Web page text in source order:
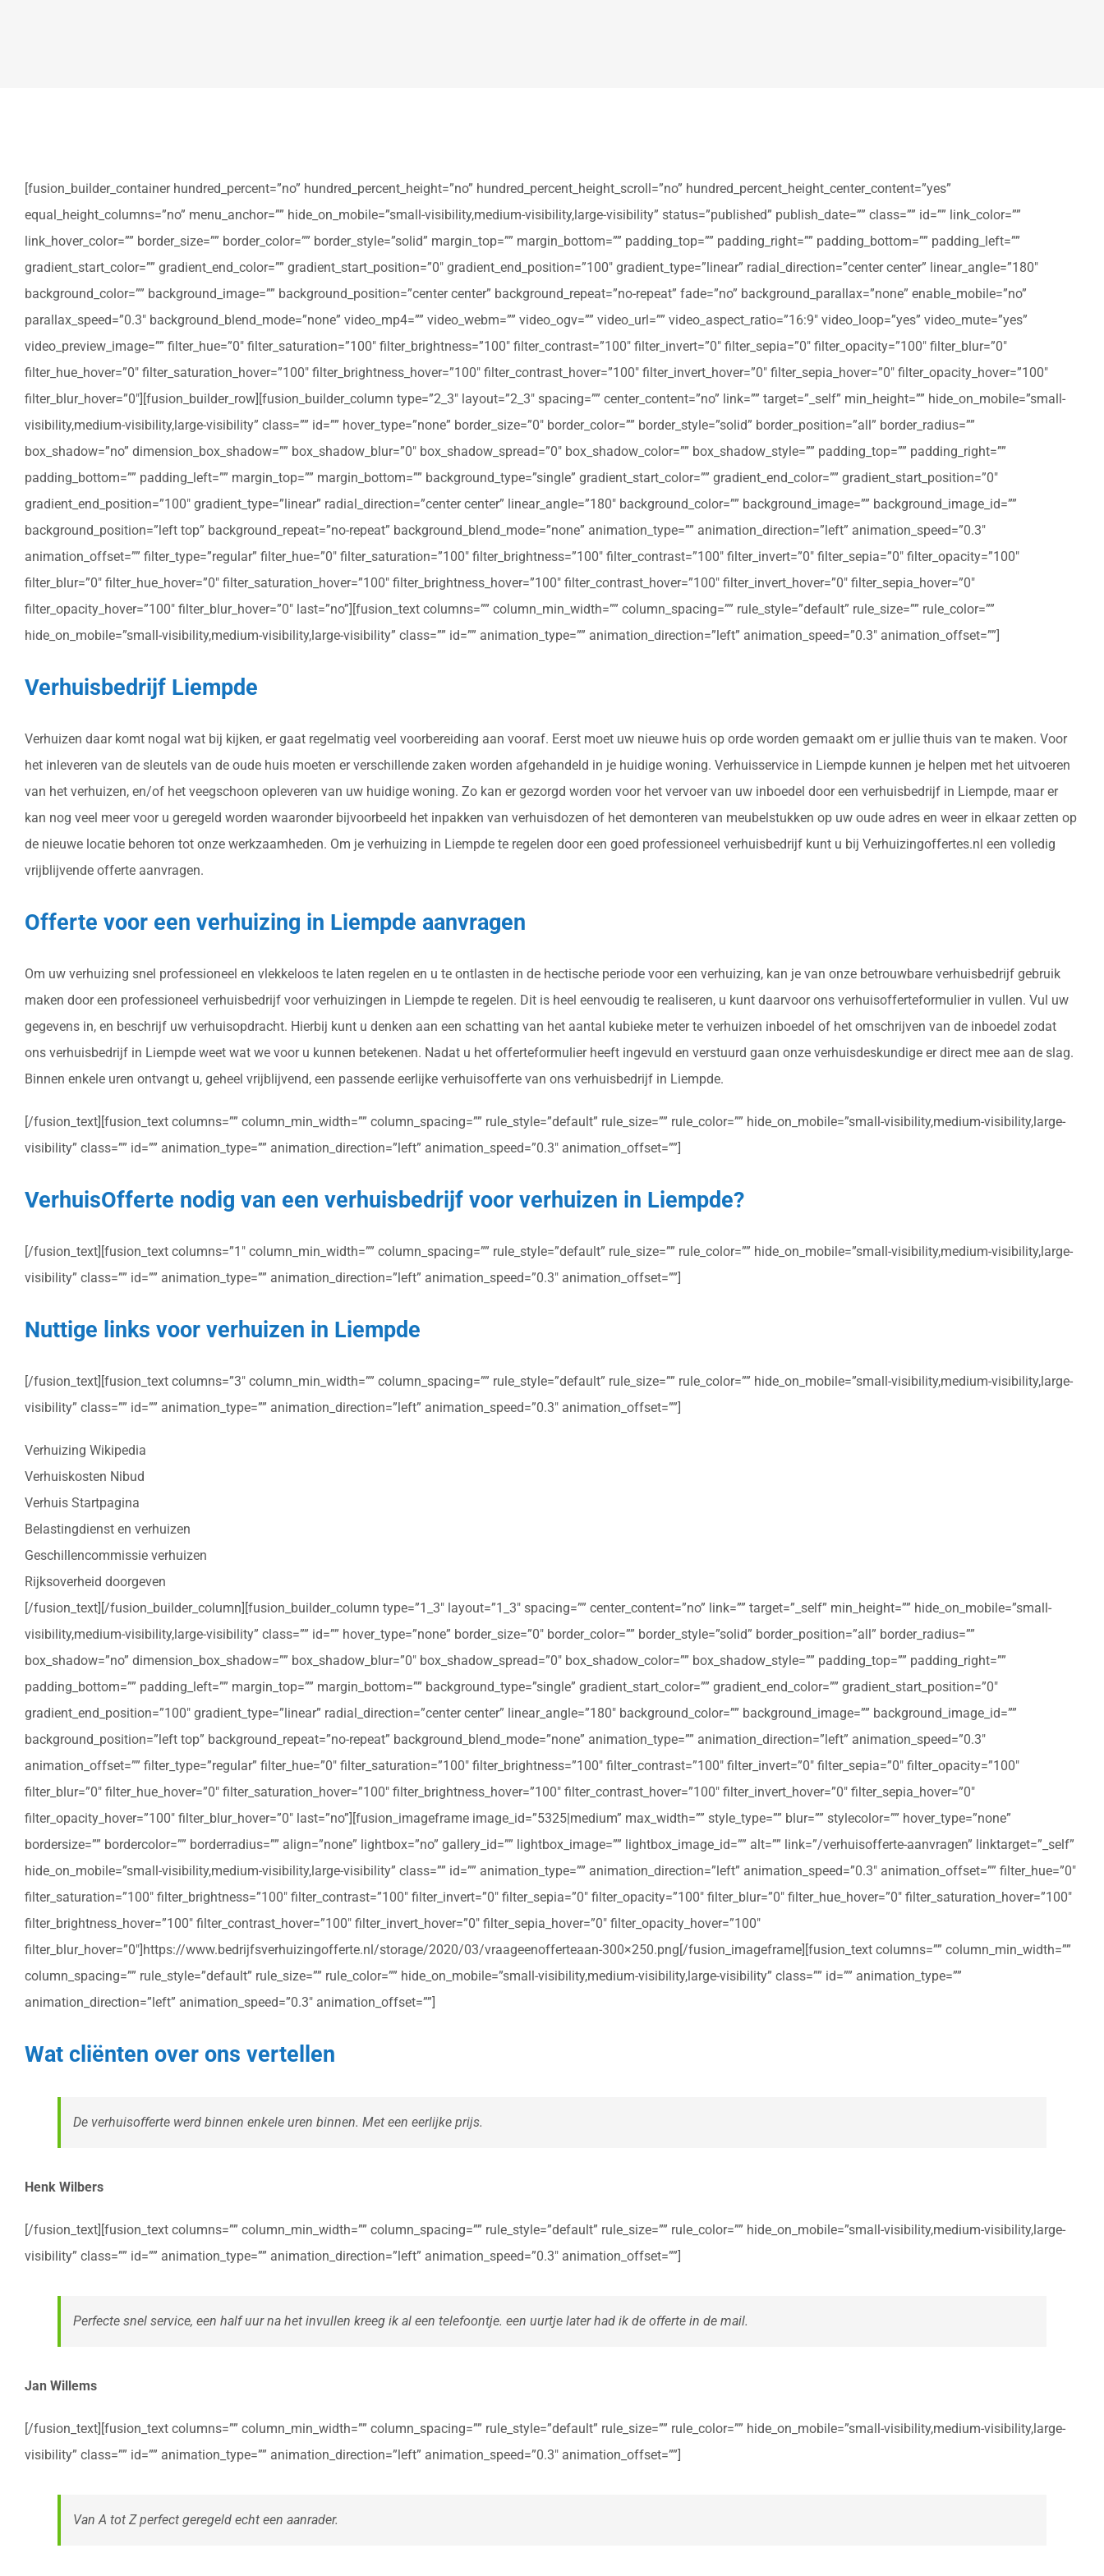
[fusion_builder_container hundred_percent=”no” hundred_percent_height=”no” hundred_percent_height_scroll=”no” hundred_percent_height_center_content=”yes”
equal_height_columns=”no” menu_anchor=”” hide_on_mobile=”small-visibility,medium-visibility,large-visibility” status=”published” publish_date=”” class=”” id=”” link_color=””
link_hover_color=”” border_size=”” border_color=”” border_style=”solid” margin_top=”” margin_bottom=”” padding_top=”” padding_right=”” padding_bottom=”” padding_left=””
gradient_start_color=”” gradient_end_color=”” gradient_start_position=”0″ gradient_end_position=”100″ gradient_type=”linear” radial_direction=”center center” linear_angle=”180″
background_color=”” background_image=”” background_position=”center center” background_repeat=”no-repeat” fade=”no” background_parallax=”none” enable_mobile=”no”
parallax_speed=”0.3″ background_blend_mode=”none” video_mp4=”” video_webm=”” video_ogv=”” video_url=”” video_aspect_ratio=”16:9″ video_loop=”yes” video_mute=”yes”
video_preview_image=”” filter_hue=”0″ filter_saturation=”100″ filter_brightness=”100″ filter_contrast=”100″ filter_invert=”0″ filter_sepia=”0″ filter_opacity=”100″ filter_blur=”0″
filter_hue_hover=”0″ filter_saturation_hover=”100″ filter_brightness_hover=”100″ filter_contrast_hover=”100″ filter_invert_hover=”0″ filter_sepia_hover=”0″ filter_opacity_hover=”100″
filter_blur_hover=”0″][fusion_builder_row][fusion_builder_column type=”2_3″ layout=”2_3″ spacing=”” center_content=”no” link=”” target=”_self” min_height=”” hide_on_mobile=”small-
visibility,medium-visibility,large-visibility” class=”” id=”” hover_type=”none” border_size=”0″ border_color=”” border_style=”solid” border_position=”all” border_radius=””
box_shadow=”no” dimension_box_shadow=”” box_shadow_blur=”0″ box_shadow_spread=”0″ box_shadow_color=”” box_shadow_style=”” padding_top=”” padding_right=””
padding_bottom=”” padding_left=”” margin_top=”” margin_bottom=”” background_type=”single” gradient_start_color=”” gradient_end_color=”” gradient_start_position=”0″
gradient_end_position=”100″ gradient_type=”linear” radial_direction=”center center” linear_angle=”180″ background_color=”” background_image=”” background_image_id=””
background_position=”left top” background_repeat=”no-repeat” background_blend_mode=”none” animation_type=”” animation_direction=”left” animation_speed=”0.3″
animation_offset=”” filter_type=”regular” filter_hue=”0″ filter_saturation=”100″ filter_brightness=”100″ filter_contrast=”100″ filter_invert=”0″ filter_sepia=”0″ filter_opacity=”100″
filter_blur=”0″ filter_hue_hover=”0″ filter_saturation_hover=”100″ filter_brightness_hover=”100″ filter_contrast_hover=”100″ filter_invert_hover=”0″ filter_sepia_hover=”0″
filter_opacity_hover=”100″ filter_blur_hover=”0″ last=”no”][fusion_text columns=”” column_min_width=”” column_spacing=”” rule_style=”default” rule_size=”” rule_color=””
hide_on_mobile=”small-visibility,medium-visibility,large-visibility” class=”” id=”” animation_type=”” animation_direction=”left” animation_speed=”0.3″ animation_offset=””]
Verhuisbedrijf Liempde
Verhuizen daar komt nogal wat bij kijken, er gaat regelmatig veel voorbereiding aan vooraf. Eerst moet uw nieuwe huis op orde worden gemaakt om er jullie thuis van te maken. Voor
het inleveren van de sleutels van de oude huis moeten er verschillende zaken worden afgehandeld in je huidige woning. Verhuisservice in Liempde kunnen je helpen met het uitvoeren
van het verhuizen, en/of het veegschoon opleveren van uw huidige woning. Zo kan er gezorgd worden voor het vervoer van uw inboedel door een verhuisbedrijf in Liempde, maar er
kan nog veel meer voor u geregeld worden waaronder bijvoorbeeld het inpakken van verhuisdozen of het demonteren van meubelstukken op uw oude adres en weer in elkaar zetten op
de nieuwe locatie behoren tot onze werkzaamheden. Om je verhuizing in Liempde te regelen door een goed professioneel verhuisbedrijf kunt u bij Verhuizingoffertes.nl een volledig
vrijblijvende offerte aanvragen.
Offerte voor een verhuizing in Liempde aanvragen
Om uw verhuizing snel professioneel en vlekkeloos te laten regelen en u te ontlasten in de hectische periode voor een verhuizing, kan je van onze betrouwbare verhuisbedrijf gebruik
maken door een professioneel verhuisbedrijf voor verhuizingen in Liempde te regelen. Dit is heel eenvoudig te realiseren, u kunt daarvoor ons verhuisofferteformulier in vullen. Vul uw
gegevens in, en beschrijf uw verhuisopdracht. Hierbij kunt u denken aan een schatting van het aantal kubieke meter te verhuizen inboedel of het omschrijven van de inboedel zodat
ons verhuisbedrijf in Liempde weet wat we voor u kunnen betekenen. Nadat u het offerteformulier heeft ingevuld en verstuurd gaan onze verhuisdeskundige er direct mee aan de slag.
Binnen enkele uren ontvangt u, geheel vrijblijvend, een passende eerlijke verhuisofferte van ons verhuisbedrijf in Liempde.
[/fusion_text][fusion_text columns=”” column_min_width=”” column_spacing=”” rule_style=”default” rule_size=”” rule_color=”” hide_on_mobile=”small-visibility,medium-visibility,large-
visibility” class=”” id=”” animation_type=”” animation_direction=”left” animation_speed=”0.3″ animation_offset=””]
VerhuisOfferte nodig van een verhuisbedrijf voor verhuizen in Liempde?
[/fusion_text][fusion_text columns=”1″ column_min_width=”” column_spacing=”” rule_style=”default” rule_size=”” rule_color=”” hide_on_mobile=”small-visibility,medium-visibility,large-
visibility” class=”” id=”” animation_type=”” animation_direction=”left” animation_speed=”0.3″ animation_offset=””]
Nuttige links voor verhuizen in Liempde
[/fusion_text][fusion_text columns=”3″ column_min_width=”” column_spacing=”” rule_style=”default” rule_size=”” rule_color=”” hide_on_mobile=”small-visibility,medium-visibility,large-
visibility” class=”” id=”” animation_type=”” animation_direction=”left” animation_speed=”0.3″ animation_offset=””]
Verhuizing Wikipedia
Verhuiskosten Nibud
Verhuis Startpagina
Belastingdienst en verhuizen
Geschillencommissie verhuizen
Rijksoverheid doorgeven
[/fusion_text][/fusion_builder_column][fusion_builder_column type=”1_3″ layout=”1_3″ spacing=”” center_content=”no” link=”” target=”_self” min_height=”” hide_on_mobile=”small-
visibility,medium-visibility,large-visibility” class=”” id=”” hover_type=”none” border_size=”0″ border_color=”” border_style=”solid” border_position=”all” border_radius=””
box_shadow=”no” dimension_box_shadow=”” box_shadow_blur=”0″ box_shadow_spread=”0″ box_shadow_color=”” box_shadow_style=”” padding_top=”” padding_right=””
padding_bottom=”” padding_left=”” margin_top=”” margin_bottom=”” background_type=”single” gradient_start_color=”” gradient_end_color=”” gradient_start_position=”0″
gradient_end_position=”100″ gradient_type=”linear” radial_direction=”center center” linear_angle=”180″ background_color=”” background_image=”” background_image_id=””
background_position=”left top” background_repeat=”no-repeat” background_blend_mode=”none” animation_type=”” animation_direction=”left” animation_speed=”0.3″
animation_offset=”” filter_type=”regular” filter_hue=”0″ filter_saturation=”100″ filter_brightness=”100″ filter_contrast=”100″ filter_invert=”0″ filter_sepia=”0″ filter_opacity=”100″
filter_blur=”0″ filter_hue_hover=”0″ filter_saturation_hover=”100″ filter_brightness_hover=”100″ filter_contrast_hover=”100″ filter_invert_hover=”0″ filter_sepia_hover=”0″
filter_opacity_hover=”100″ filter_blur_hover=”0″ last=”no”][fusion_imageframe image_id=”5325|medium” max_width=”” style_type=”” blur=”” stylecolor=”” hover_type=”none”
bordersize=”” bordercolor=”” borderradius=”” align=”none” lightbox=”no” gallery_id=”” lightbox_image=”” lightbox_image_id=”” alt=”” link=”/verhuisofferte-aanvragen” linktarget=”_self”
hide_on_mobile=”small-visibility,medium-visibility,large-visibility” class=”” id=”” animation_type=”” animation_direction=”left” animation_speed=”0.3″ animation_offset=”” filter_hue=”0″
filter_saturation=”100″ filter_brightness=”100″ filter_contrast=”100″ filter_invert=”0″ filter_sepia=”0″ filter_opacity=”100″ filter_blur=”0″ filter_hue_hover=”0″ filter_saturation_hover=”100″
filter_brightness_hover=”100″ filter_contrast_hover=”100″ filter_invert_hover=”0″ filter_sepia_hover=”0″ filter_opacity_hover=”100″
filter_blur_hover=”0″]https://www.bedrijfsverhuizingofferte.nl/storage/2020/03/vraageenofferteaan-300×250.png[/fusion_imageframe][fusion_text columns=”” column_min_width=””
column_spacing=”” rule_style=”default” rule_size=”” rule_color=”” hide_on_mobile=”small-visibility,medium-visibility,large-visibility” class=”” id=”” animation_type=””
animation_direction=”left” animation_speed=”0.3″ animation_offset=””]
Wat cliënten over ons vertellen
De verhuisofferte werd binnen enkele uren binnen. Met een eerlijke prijs.
Henk Wilbers
[/fusion_text][fusion_text columns=”” column_min_width=”” column_spacing=”” rule_style=”default” rule_size=”” rule_color=”” hide_on_mobile=”small-visibility,medium-visibility,large-
visibility” class=”” id=”” animation_type=”” animation_direction=”left” animation_speed=”0.3″ animation_offset=””]
Perfecte snel service, een half uur na het invullen kreeg ik al een telefoontje. een uurtje later had ik de offerte in de mail.
Jan Willems
[/fusion_text][fusion_text columns=”” column_min_width=”” column_spacing=”” rule_style=”default” rule_size=”” rule_color=”” hide_on_mobile=”small-visibility,medium-visibility,large-
visibility” class=”” id=”” animation_type=”” animation_direction=”left” animation_speed=”0.3″ animation_offset=””]
Van A tot Z perfect geregeld echt een aanrader.